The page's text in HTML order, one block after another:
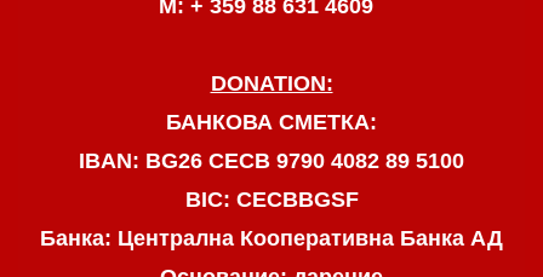
М: + 359 88 631 4609
DONATION:
БАНКОВА СМЕТКА:
IBAN: BG26 CECB 9790 4082 89 5100
BIC: CECBBGSF
Банка: Централна Кооперативна Банка АД